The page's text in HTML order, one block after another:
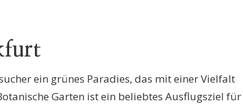
ein grünes Paradies, das mit einer Vielfalt
Garten ist ein beliebtes Ausflugsziel für